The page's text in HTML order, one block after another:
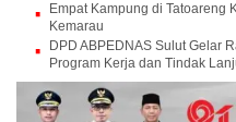
Empat Kampung di Tatoareng
Kemarau
DPD ABPEDNAS Sulut Gelar
Program Kerja dan Tindak